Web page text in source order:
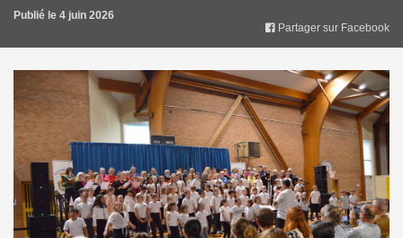
Publié le 4 juin 2026
Partager sur Facebook